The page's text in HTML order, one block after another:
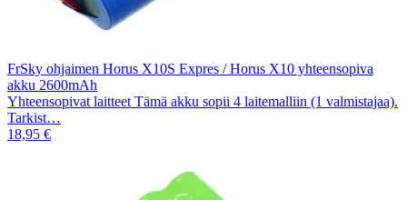
FrSky ohjaimen Horus X10S Expres / Horus X10 yhteensopiva
akku 2600mAh
Yhteensopivat laitteet Tämä akku sopii 4 laitemalliin (1 valmistajaa).
Tarkist…
18,95 €